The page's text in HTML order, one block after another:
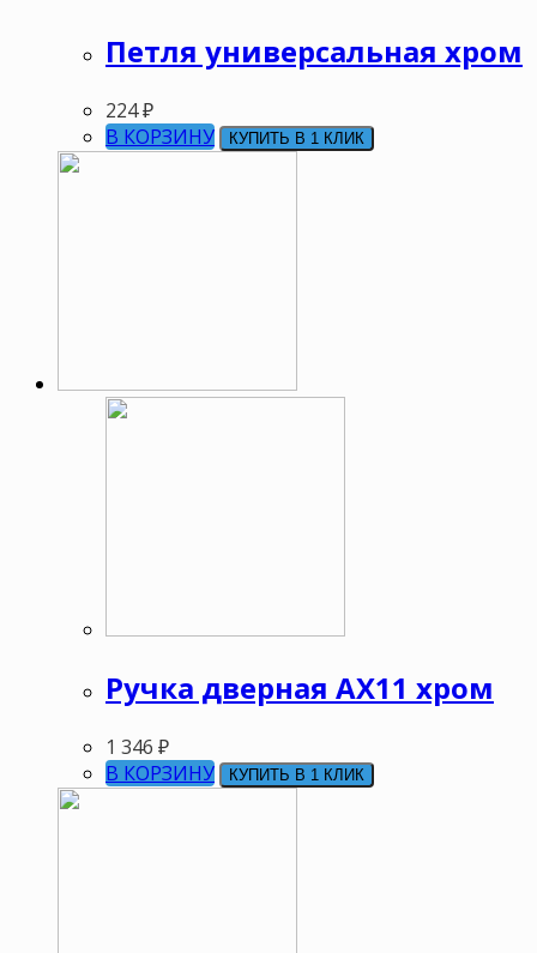
Петля универсальная хром
224₽
В КОРЗИНУ
КУПИТЬ В 1 КЛИК
Ручка дверная АХ11 хром
1 346 ₽
В КОРЗИНУ
КУПИТЬ В 1 КЛИК